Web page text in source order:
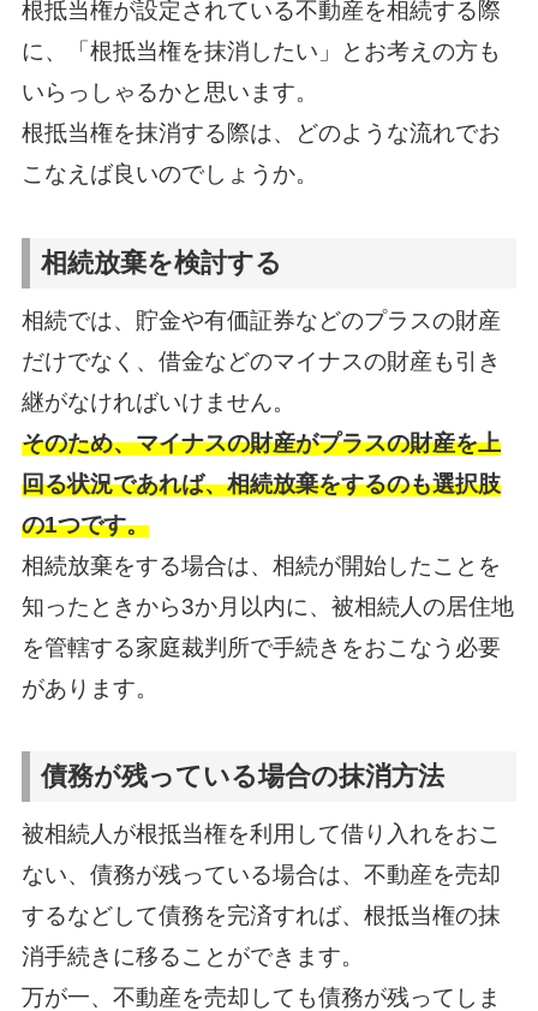
根抵当権が設定されている不動産を相続する際
に、「根抵当権を抹消したい」とお考えの方も
いらっしゃるかと思います。
根抵当権を抹消する際は、どのような流れでお
こなえば良いのでしょうか。
相続放棄を検討する
相続では、貯金や有価証券などのプラスの財産
だけでなく、借金などのマイナスの財産も引き
継がなければいけません。
そのため、マイナスの財産がプラスの財産を上
回る状況であれば、相続放棄をするのも選択肢
の1つです。
相続放棄をする場合は、相続が開始したことを
知ったときから3か月以内に、被相続人の居住地
を管轄する家庭裁判所で手続きをおこなう必要
があります。
債務が残っている場合の抹消方法
被相続人が根抵当権を利用して借り入れをおこ
ない、債務が残っている場合は、不動産を売却
するなどして債務を完済すれば、根抵当権の抹
消手続きに移ることができます。
万が一、不動産を売却しても債務が残ってしま